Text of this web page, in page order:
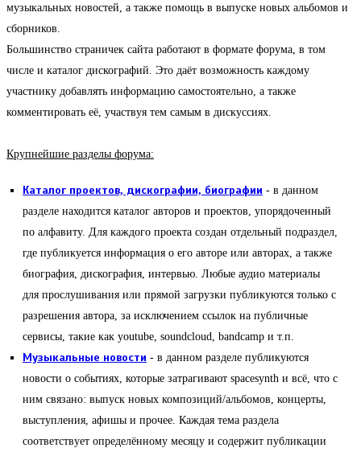
музыкальных новостей, а также помощь в выпуске новых альбомов и
сборников.
Большинство страничек сайта работают в формате форума, в том
числе и каталог дискографий. Это даёт возможность каждому
участнику добавлять информацию самостоятельно, а также
комментировать её, участвуя тем самым в дискуссиях.
Крупнейшие разделы форума:
Каталог проектов, дискографии, биографии - в данном
разделе находится каталог авторов и проектов, упорядоченный
по алфавиту. Для каждого проекта создан отдельный подраздел,
где публикуется информация о его авторе или авторах, а также
биография, дискография, интервью. Любые аудио материалы
для прослушивания или прямой загрузки публикуются только с
разрешения автора, за исключением ссылок на публичные
сервисы, такие как youtube, soundcloud, bandcamp и т.п.
Музыкальные новости - в данном разделе публикуются
новости о событиях, которые затрагивают spacesynth и всё, что с
ним связано: выпуск новых композиций/альбомов, концерты,
выступления, афишы и прочее. Каждая тема раздела
соответствует определённому месяцу и содержит публикации